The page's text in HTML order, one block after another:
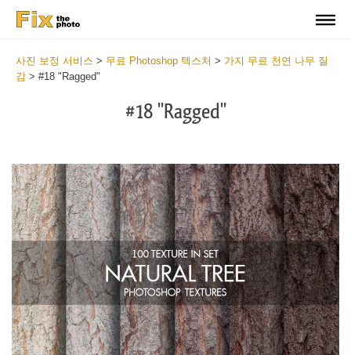
사진 보정 서비스 > 무료 Photoshop 텍스처 > 가지 무료 천연 나무 질
감 > #18 "Ragged"
#18 "Ragged"